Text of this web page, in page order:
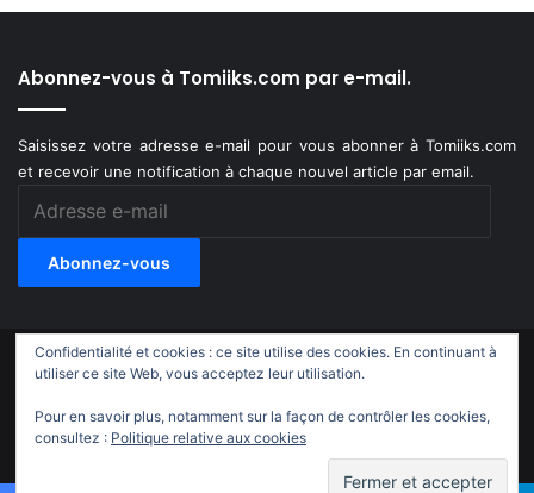
Abonnez-vous à Tomiiks.com par e-mail.
Saisissez votre adresse e-mail pour vous abonner à Tomiiks.com
et recevoir une notification à chaque nouvel article par email.
Abonnez-vous
© Copyright 2011-2018, All Rights Reserved |
X YouTubeInstagram
TwitchTikTok
Confidentialité et cookies : ce site utilise des cookies. En continuant à
utiliser ce site Web, vous acceptez leur utilisation.
Pour en savoir plus, notamment sur la façon de contrôler les cookies,
consultez : Politique relative aux cookies